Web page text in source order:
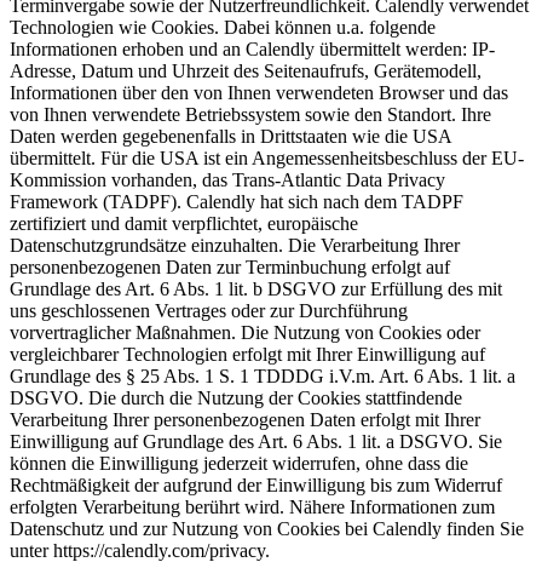
Terminvergabe sowie der Nutzerfreundlichkeit. Calendly verwendet
Technologien wie Cookies. Dabei können u.a. folgende
Informationen erhoben und an Calendly übermittelt werden: IP-
Adresse, Datum und Uhrzeit des Seitenaufrufs, Gerätemodell,
Informationen über den von Ihnen verwendeten Browser und das
von Ihnen verwendete Betriebssystem sowie den Standort. Ihre
Daten werden gegebenenfalls in Drittstaaten wie die USA
übermittelt. Für die USA ist ein Angemessenheitsbeschluss der EU-
Kommission vorhanden, das Trans-Atlantic Data Privacy
Framework (TADPF). Calendly hat sich nach dem TADPF
zertifiziert und damit verpflichtet, europäische
Datenschutzgrundsätze einzuhalten. Die Verarbeitung Ihrer
personenbezogenen Daten zur Terminbuchung erfolgt auf
Grundlage des Art. 6 Abs. 1 lit. b DSGVO zur Erfüllung des mit
uns geschlossenen Vertrages oder zur Durchführung
vorvertraglicher Maßnahmen. Die Nutzung von Cookies oder
vergleichbarer Technologien erfolgt mit Ihrer Einwilligung auf
Grundlage des § 25 Abs. 1 S. 1 TDDDG i.V.m. Art. 6 Abs. 1 lit. a
DSGVO. Die durch die Nutzung der Cookies stattfindende
Verarbeitung Ihrer personenbezogenen Daten erfolgt mit Ihrer
Einwilligung auf Grundlage des Art. 6 Abs. 1 lit. a DSGVO. Sie
können die Einwilligung jederzeit widerrufen, ohne dass die
Rechtmäßigkeit der aufgrund der Einwilligung bis zum Widerruf
erfolgten Verarbeitung berührt wird. Nähere Informationen zum
Datenschutz und zur Nutzung von Cookies bei Calendly finden Sie
unter https://calendly.com/privacy.